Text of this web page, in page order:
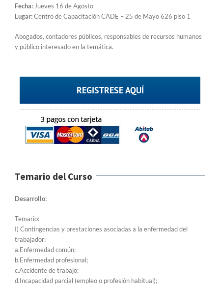
Fecha: Jueves 16 de Agosto
Lugar:Centro de Capacitación CADE – 25 de Mayo 626 piso 1
Abogados, contadores públicos, responsables de recursos humanos
y público interesado en la temática.
REGISTRESE AQUÍ
Temario del Curso
Desarrollo:
Temario:
I) Contingencias y prestaciones asociadas a la enfermedad del
trabajador:
a.Enfermedad común;
b.Enfermedad profesional;
c.Accidente de trabajo;
d.Incapacidad parcial (empleo o profesión habitual);